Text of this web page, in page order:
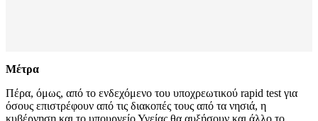
Μέτρα
Πέρα, όμως, από το ενδεχόμενο του υποχρεωτικού rapid test για
όσους επιστρέφουν από τις διακοπές τους από τα νησιά, η